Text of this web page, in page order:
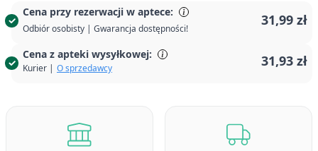
Cena przy rezerwacji w aptece:
Odbiór osobisty | Gwarancja dostępności!
31,99 zł
Cena z apteki wysyłkowej:
Kurier | O sprzedawcy 31,93 zł